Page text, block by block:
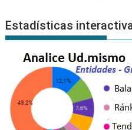
Estadísticas